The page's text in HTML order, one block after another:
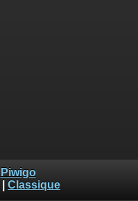
Piwigo
Classique